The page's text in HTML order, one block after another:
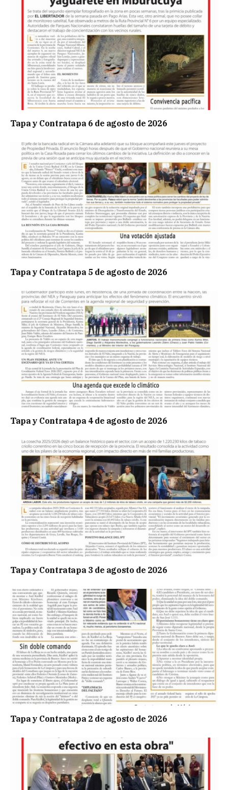
Tapa y Contratapa 6 de agosto de 2026
Tapa y Contratapa 5 de agosto de 2026
Tapa y Contratapa 4 de agosto de 2026
Tapa y Contratapa 3 de agosto de 2026
Tapa y Contratapa 2 de agosto de 2026